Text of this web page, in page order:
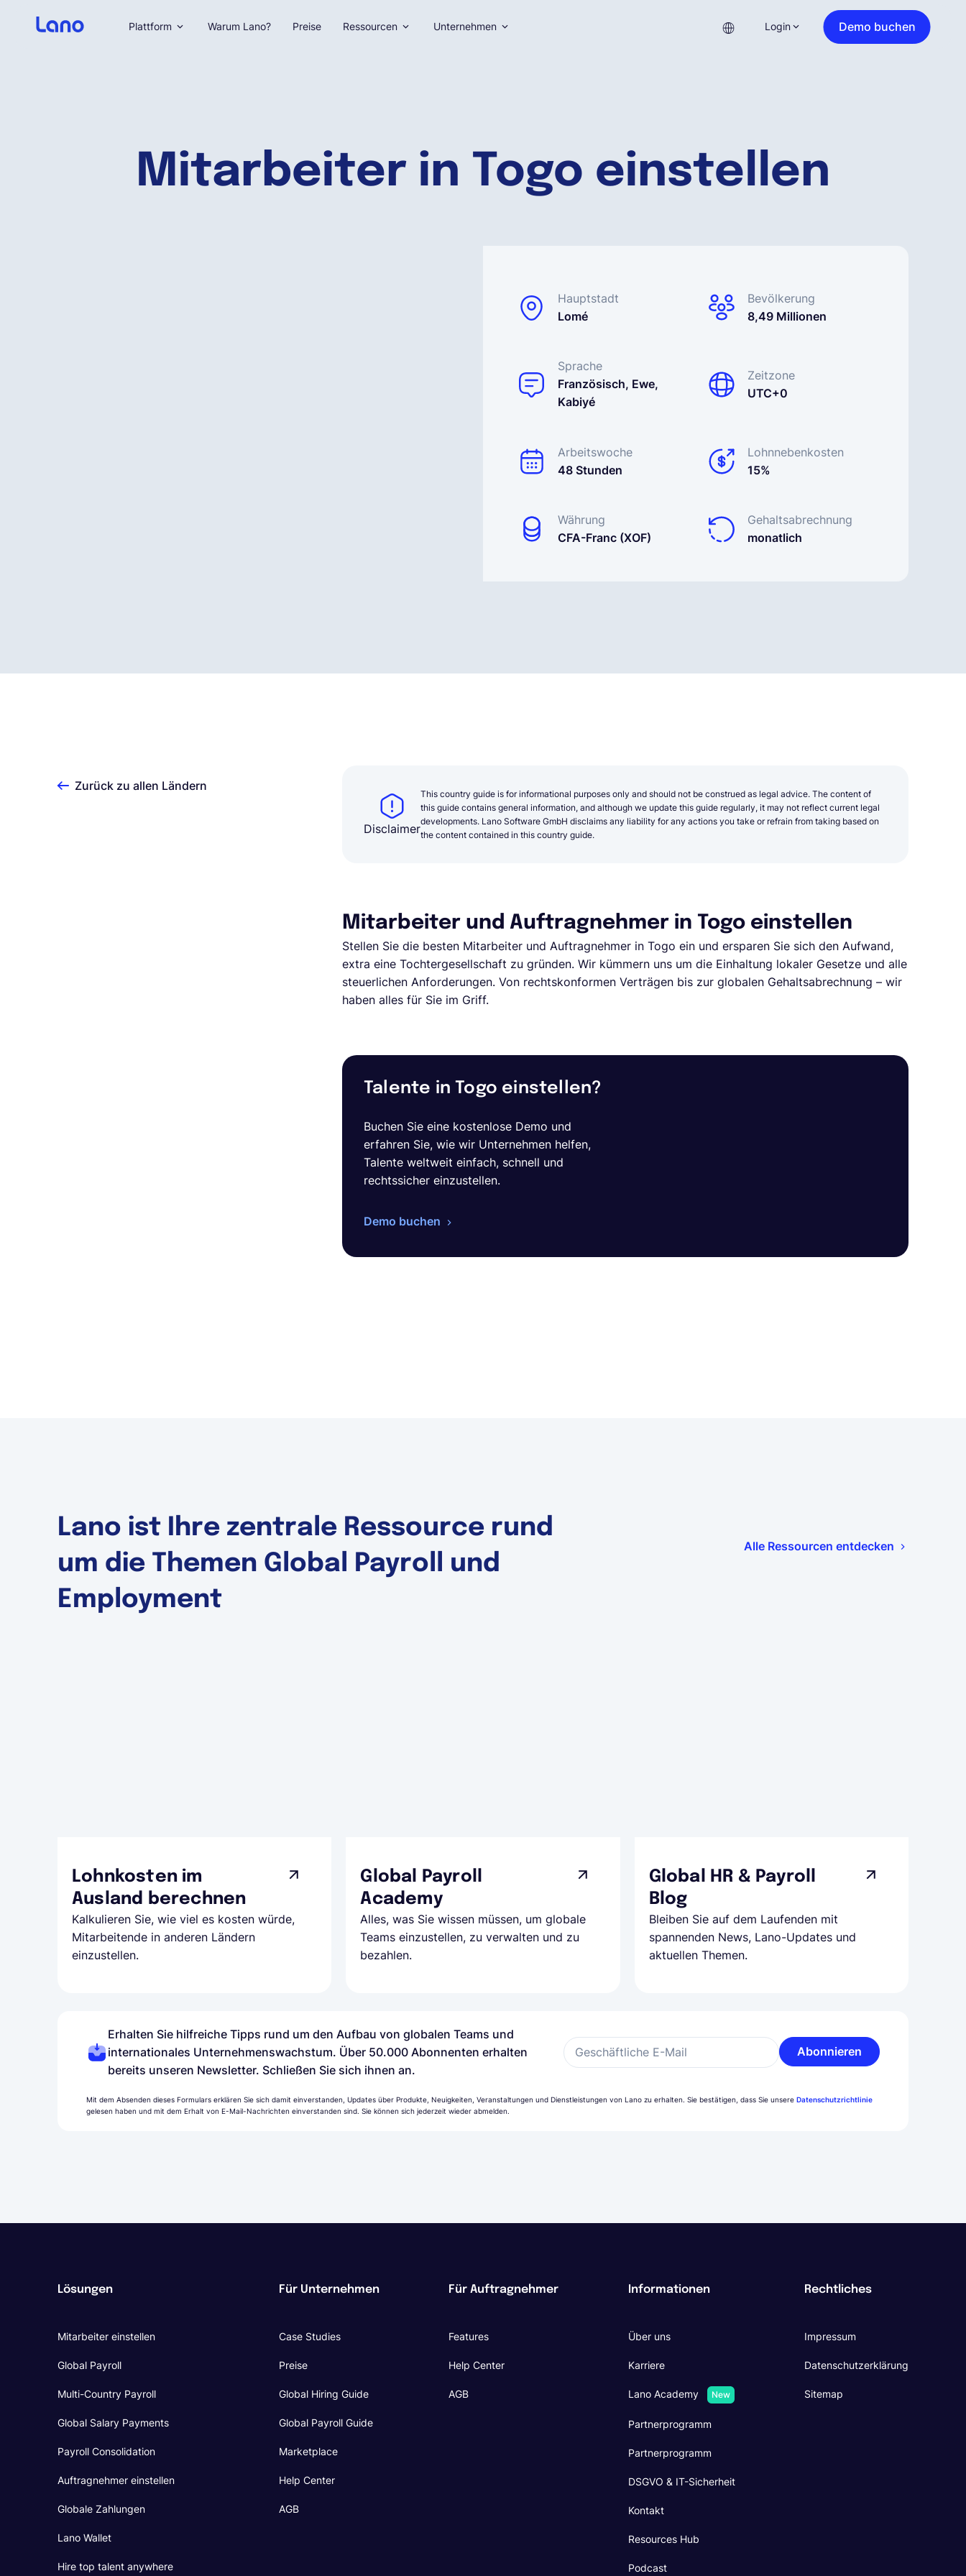
Mitarbeiter in Togo einstellen
Hauptstadt
Lomé
Bevölkerung
8,49 Millionen
Sprache
Französisch, Ewe,
Kabiyé
Zeitzone
UTC+0
Arbeitswoche
48 Stunden
Lohnnebenkosten
15%
Währung
CFA-Franc (XOF)
Gehaltsabrechnung
monatlich
Plattform Warum Lano? Preise Ressourcen Unternehmen Login Demo buchen
Zurück zu allen Ländern
Disclaimer
This country guide is for informational purposes only and should not be construed as legal advice. The content of
this guide contains general information, and although we update this guide regularly, it may not reflect current legal
developments. Lano Software GmbH disclaims any liability for any actions you take or refrain from taking based on
the content contained in this country guide.
Mitarbeiter und Auftragnehmer in Togo einstellen
Stellen Sie die besten Mitarbeiter und Auftragnehmer in Togo ein und ersparen Sie sich den Aufwand,
extra eine Tochtergesellschaft zu gründen. Wir kümmern uns um die Einhaltung lokaler Gesetze und alle
steuerlichen Anforderungen. Von rechtskonformen Verträgen bis zur globalen Gehaltsabrechnung – wir
haben alles für Sie im Griff.
Talente in Togo einstellen?
Buchen Sie eine kostenlose Demo und
erfahren Sie, wie wir Unternehmen helfen,
Talente weltweit einfach, schnell und
rechtssicher einzustellen.
Demo buchen
Lano ist Ihre zentrale Ressource rund
um die Themen Global Payroll und
Employment
Alle Ressourcen entdecken
Lohnkosten im
Ausland berechnen
Kalkulieren Sie, wie viel es kosten würde,
Mitarbeitende in anderen Ländern
einzustellen.
Global Payroll
Academy
Alles, was Sie wissen müssen, um globale
Teams einzustellen, zu verwalten und zu
bezahlen.
Global HR & Payroll
Blog
Bleiben Sie auf dem Laufenden mit
spannenden News, Lano-Updates und
aktuellen Themen.
Erhalten Sie hilfreiche Tipps rund um den Aufbau von globalen Teams und
internationales Unternehmenswachstum. Über 50.000 Abonnenten erhalten
bereits unseren Newsletter. Schließen Sie sich ihnen an.
Geschäftliche E-Mail Abonnieren
Mit dem Absenden dieses Formulars erklären Sie sich damit einverstanden, Updates über Produkte, Neuigkeiten, Veranstaltungen und Dienstleistungen von Lano zu erhalten. Sie bestätigen, dass Sie unsere Datenschutzrichtlinie
gelesen haben und mit dem Erhalt von E-Mail-Nachrichten einverstanden sind. Sie können sich jederzeit wieder abmelden.
Lösungen
Mitarbeiter einstellen
Global Payroll
Multi-Country Payroll
Global Salary Payments
Payroll Consolidation
Auftragnehmer einstellen
Globale Zahlungen
Lano Wallet
Hire top talent anywhere
Für Unternehmen
Case Studies
Preise
Global Hiring Guide
Global Payroll Guide
Marketplace
Help Center
AGB
Für Auftragnehmer
Features
Help Center
AGB
Informationen
Über uns
Karriere
Lano Academy New
Partnerprogramm
Partnerprogramm
DSGVO & IT-Sicherheit
Kontakt
Resources Hub
Podcast
Rechtliches
Impressum
Datenschutzerklärung
Sitemap